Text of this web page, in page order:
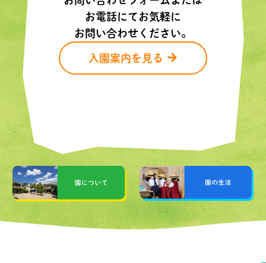
お電話にてお気軽に
お問い合わせください。
入園案内を見る